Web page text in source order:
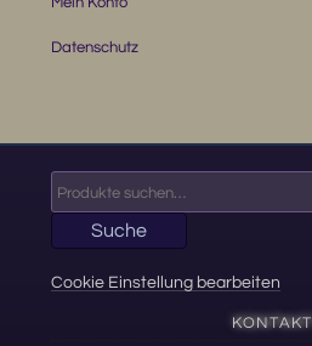
Datenschutz
nach:
Suche
Cookie Einstellung bearbeiten
KONTAKT